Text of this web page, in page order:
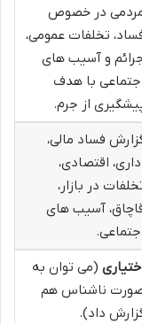
در خصوص
تخلفات عمومی،
و آسیب های
با هدف
از جرم.
فساد مالی،
اقتصادی،
در بازار،
آسیب های
(می توان به
ناشناس هم
داد).